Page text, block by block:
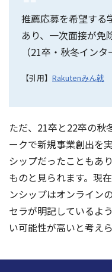
推薦応募を希望する
あり、一次面接が免
（21卒・秋冬インタ
【引用】 Rakutenみん就
ただ、21卒と22卒の秋
ークで新規事業創出を
シップだったこともあ
ものと見られます。現
ンシップはオンライン
セラが明記しているよ
い可能性が高いと考え